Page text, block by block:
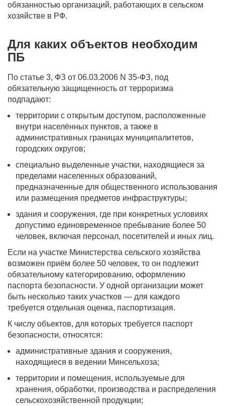
обязанностью организаций, работающих в сельском
хозяйстве в РФ.
Для каких объектов необходим
ПБ
По статье 3, ФЗ от 06.03.2006 N 35-ФЗ, под
обязательную защищенность от терроризма
подпадают:
территории с открытым доступом, расположенные
внутри населённых пунктов, а также в
административных границах муниципалитетов,
городских округов;
специально выделенные участки, находящиеся за
пределами населенных образований,
предназначенные для общественного использования
или размещения предметов инфраструктуры;
здания и сооружения, где при конкретных условиях
допустимо единовременное пребывание более 50
человек, включая персонал, посетителей и иных лиц.
Если на участке Министерства сельского хозяйства
возможен приём более 50 человек, то он подлежит
обязательному категорированию, оформлению
паспорта безопасности. У одной организации может
быть несколько таких участков — для каждого
требуется отдельная оценка, паспортизация.
К числу объектов, для которых требуется паспорт
безопасности, относятся:
административные здания и сооружения,
находящиеся в ведении Минсельхоза;
территории и помещения, используемые для
хранения, обработки, производства и распределения
сельскохозяйственной продукции;